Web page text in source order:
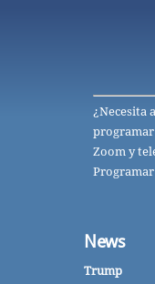
¿Necesita
programar
Zoom y
News
Trump